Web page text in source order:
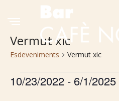
Vermut xic
Esdeveniments Vermut xic
Esdeveniments
10/23/2022 - 6/1/2025